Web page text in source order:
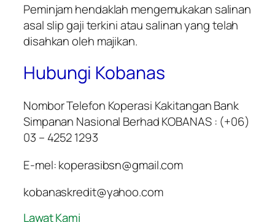
Peminjam hendaklah mengemukakan salinan
asal slip gaji terkini atau salinan yang telah
disahkan oleh majikan.
Hubungi Kobanas
Nombor Telefon Koperasi Kakitangan Bank
Simpanan Nasional Berhad KOBANAS : (+06)
03 – 4252 1293
E-mel: koperasibsn@gmail.com
kobanaskredit@yahoo.com
Lawat Kami